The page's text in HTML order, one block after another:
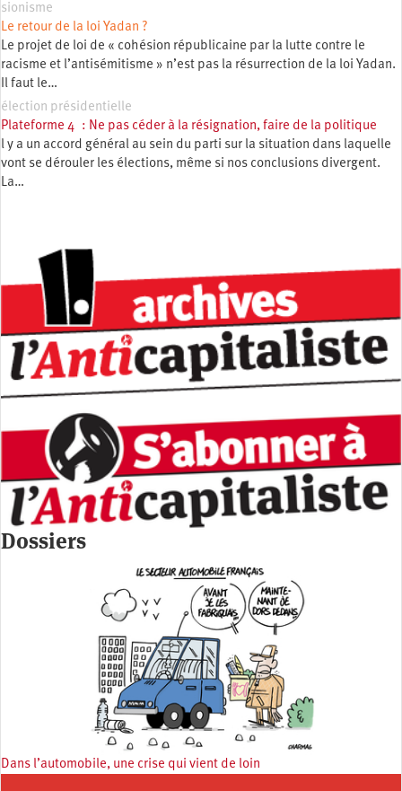
sionisme
Le retour de la loi Yadan ?
Le projet de loi de « cohésion républicaine par la lutte contre le
racisme et l’antisémitisme » n’est pas la résurrection de la loi Yadan.
Il faut le…
élection présidentielle
Plateforme 4 : Ne pas céder à la résignation, faire de la politique
l y a un accord général au sein du parti sur la situation dans laquelle
vont se dérouler les élections, même si nos conclusions divergent.
La…
Dossiers
Dans l’automobile, une crise qui vient de loin